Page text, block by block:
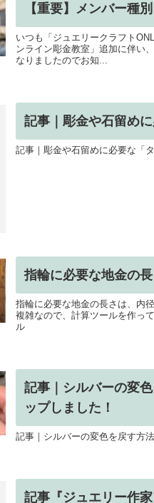
【重要】メンバー種
いつも「ジュエリークラフト
ンライン彫金教室」追加に伴い
なりましたのでお知...
記事｜彫金や石留め
記事｜彫金や石留めに必要な「
指輪に必要な地金の
指輪に必要な地金の長さは、内
複雑なので、計算ツールを作っ
ル
記事｜シルバーの変
ップしました！
記事｜シルバーの変色を戻す方
記事『ジュエリー作